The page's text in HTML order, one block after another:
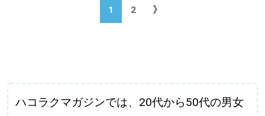
1 2 》
ハコラクマガジンでは、20代から50代の男女